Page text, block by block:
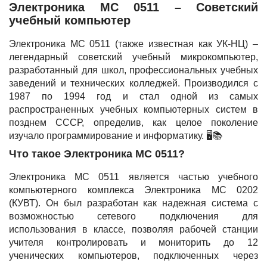
Электроника МС 0511 – Советский
учебный компьютер
Электроника МС 0511 (также известная как УК-НЦ) –
легендарный советский учебный микрокомпьютер,
разработанный для школ, профессиональных учебных
заведений и технических колледжей. Производился с
1987 по 1994 год и стал одной из самых
распространенных учебных компьютерных систем в
позднем СССР, определив, как целое поколение
изучало программирование и информатику. 🖥️📚
Что такое Электроника МС 0511?
Электроника МС 0511 является частью учебного
компьютерного комплекса Электроника МС 0202
(КУВТ). Он был разработан как надежная система с
возможностью сетевого подключения для
использования в классе, позволяя рабочей станции
учителя контролировать и мониторить до 12
ученических компьютеров, подключенных через